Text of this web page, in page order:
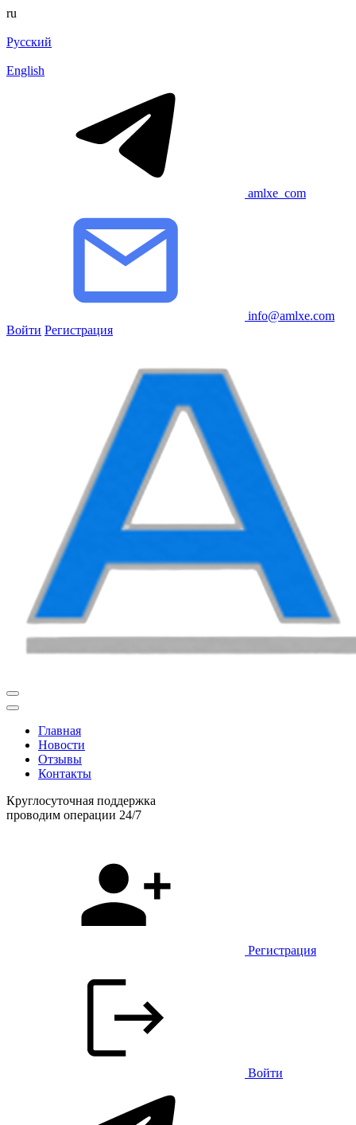
ru
Русский
English
amlxe_com
info@amlxe.com
Войти Регистрация
Главная
Новости
Отзывы
Контакты
Круглосуточная поддержка
проводим операции 24/7
Регистрация
Войти